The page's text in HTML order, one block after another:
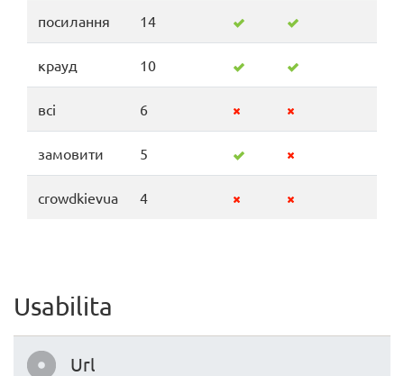
посилання 14
крауд 10
всі 6
замовити 5
crowdkievua 4
Usabilita
Url